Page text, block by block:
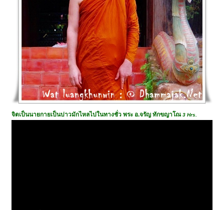
จิตเป็นนายกายเป็นบ่าวมักไหลไปในทางชั่ว พระ อ.จรัญ ทักขญาโณ3 Hrs.